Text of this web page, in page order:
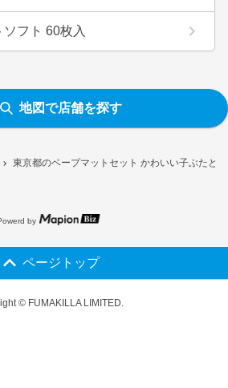
東京都のベープマットセット かわいい子ぶたと
フト 60枚入
地図で店舗を探す
by
ページトップ
© FUMAKILLA LIMITED.